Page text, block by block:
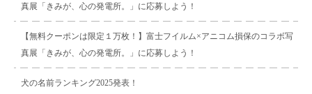
真展「きみが、心の発電所。」に応募しよう！
【無料クーポンは限定１万枚！】富士フイルム×アニコム損保のコラボ写
真展「きみが、心の発電所。」に応募しよう！
犬の名前ランキング2025発表！